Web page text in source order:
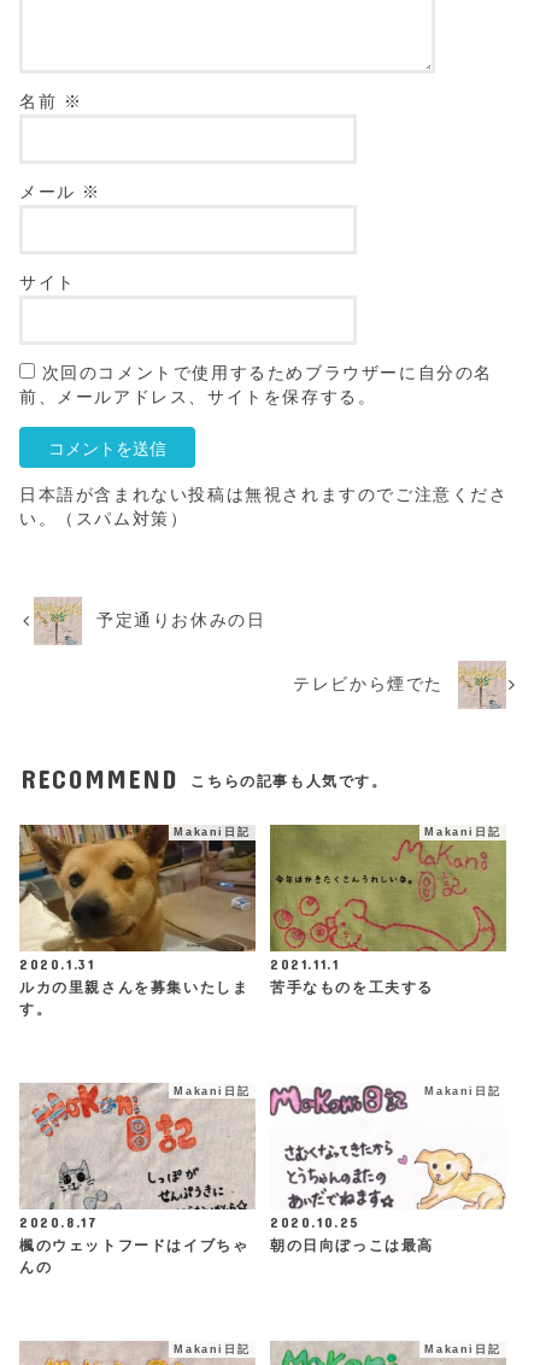
名前 ※
メール ※
サイト
次回のコメントで使用するためブラウザーに自分の名
前、メールアドレス、サイトを保存する。
日本語が含まれない投稿は無視されますのでご注意くださ
い。（スパム対策）
予定通りお休みの日
テレビから煙でた
RECOMMEND こちらの記事も人気です。
Makani日記
2020.1.31
ルカの里親さんを募集いたしま
す。
Makani日記
2021.11.1
苦手なものを工夫する
Makani日記
2020.8.17
楓のウェットフードはイブちゃ
んの
Makani日記
2020.10.25
朝の日向ぼっこは最高
Makani日記 Makani日記